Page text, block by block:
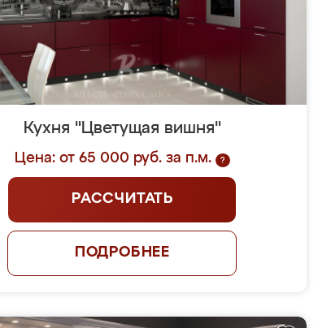
Кухня "Цветущая вишня"
Цена: от 65 000 руб. за п.м. ?
РАССЧИТАТЬ
ПОДРОБНЕЕ